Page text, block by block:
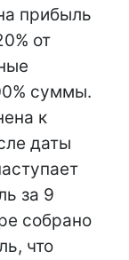
прибыль
от
суммы.
к
даты
за 9
собрано
что